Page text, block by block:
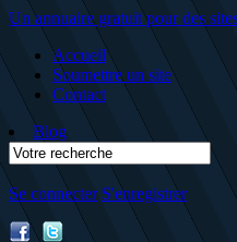
Un annuaire gratuit pour des
Accueil
Soumettre un site
Contact
Blog
Se connecter S'enregistrer